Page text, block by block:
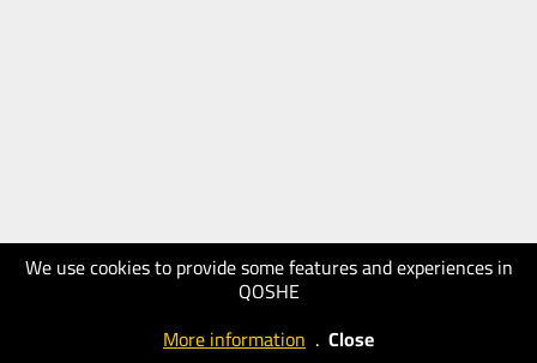
We use cookies to provide some features and experiences in
QOSHE
More information . Close